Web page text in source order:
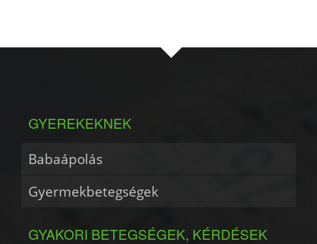
GYEREKEKNEK
Babaápolás
Gyermekbetegségek
GYAKORI BETEGSÉGEK, KÉRDÉSEK